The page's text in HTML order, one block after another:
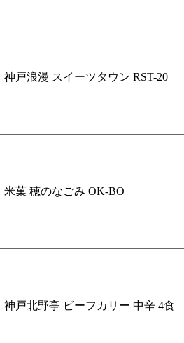
神戸浪漫 スイーツタウン RST-20
米菓 穂のなごみ OK-BO
神戸北野亭 ビーフカリー 中辛 4食